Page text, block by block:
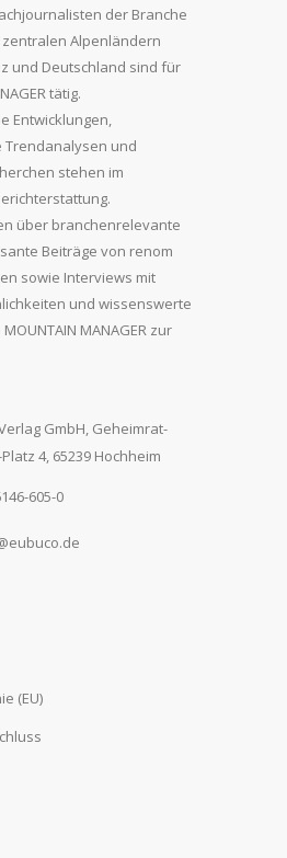
der Branche
Alpenländern
und Deutschland sind für
tätig.
Entwicklungen,
und
stehen im
über branchenrelevante
Beiträge von renom
sowie Interviews mit
und wissenswerte
MANAGER zur
GmbH, Geheimrat-
4, 65239 Hochheim
605-0
(EU)